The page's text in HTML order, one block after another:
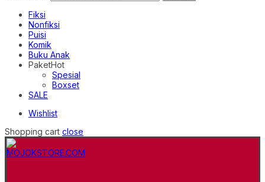
Fiksi
Nonfiksi
Puisi
Komik
Buku Anak
PaketHot
Spesial
Boxset
SALE
Wishlist
Shopping cart close